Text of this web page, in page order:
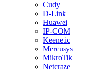
Cudy
D-Link
Huawei
IP-COM
Keenetic
Mercusys
MikroTik
Netcraze